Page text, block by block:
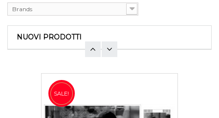
Brands
NUOVI PRODOTTI
SALE!